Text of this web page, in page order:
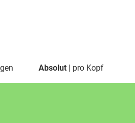
Absolut pro Kopf